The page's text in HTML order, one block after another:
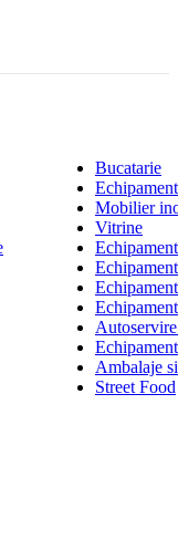
Bucatarie
Mobilier
Vitrine
Ambalaje
Street Food